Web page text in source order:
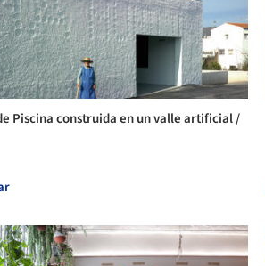
Piscina construida en un valle artificial /